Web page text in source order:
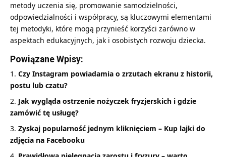
metody uczenia się, promowanie samodzielności,
odpowiedzialności i współpracy, są kluczowymi elementami
tej metodyki, które mogą przynieść korzyści zarówno w
aspektach edukacyjnych, jak i osobistych rozwoju dziecka.
Powiązane Wpisy:
Czy Instagram powiadamia o zrzutach ekranu z historii,
postu lub czatu?
Jak wygląda ostrzenie nożyczek fryzjerskich i gdzie
zamówić tę usługę?
Zyskaj popularność jednym kliknięciem – Kup lajki do
zdjęcia na Facebooku